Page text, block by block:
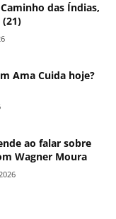
das Índias,
Ama Cuida hoje?
ao falar sobre
Wagner Moura